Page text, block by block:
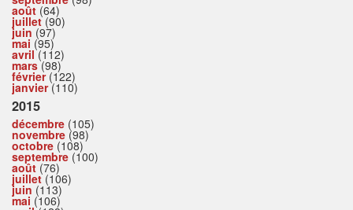
août (64)
juillet(90)
juin (97)
mai (95)
avril(112)
mars(98)
février(122)
janvier(110)
2015
décembre (105)
novembre (98)
octobre (108)
septembre (100)
août (76)
juillet(106)
juin (113)
mai (106)